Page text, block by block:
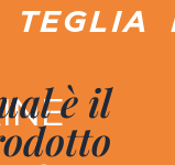
è il